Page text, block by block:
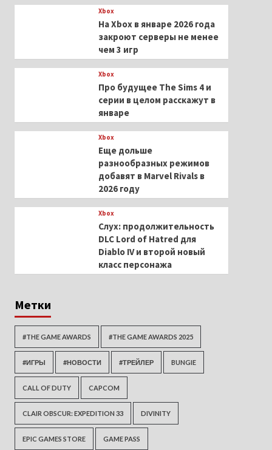
Xbox
На Xbox в январе 2026 года
закроют серверы не менее
чем 3 игр
Xbox
Про будущее The Sims 4 и
серии в целом расскажут в
январе
Xbox
Еще дольше
разнообразных режимов
добавят в Marvel Rivals в
2026 году
Xbox
Слух: продолжительность
DLC Lord of Hatred для
Diablo IV и второй новый
класс персонажа
Метки
#THE GAME AWARDS #THE GAME AWARDS 2025
#ИГРЫ #НОВОСТИ #ТРЕЙЛЕР BUNGIE
CALL OF DUTY CAPCOM
CLAIR OBSCUR: EXPEDITION 33 DIVINITY
EPIC GAMES STORE GAME PASS